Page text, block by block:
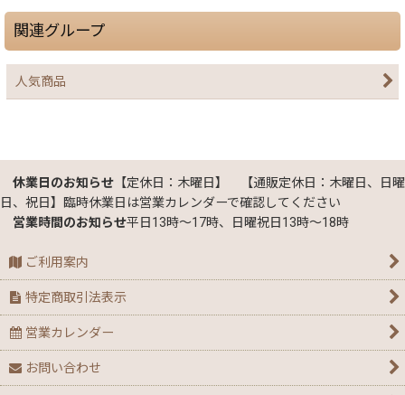
関連グループ
人気商品
休業日のお知らせ 【定休日：木曜日】 【通販定休日：木曜日、日曜
日、祝日】臨時休業日は営業カレンダーで確認してください
営業時間のお知らせ平日13時～17時、日曜祝日13時～18時
ご利用案内
特定商取引法表示
営業カレンダー
お問い合わせ